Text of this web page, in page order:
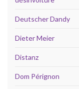
Deutscher Dandy
Dieter Meier
Distanz
Dom Pérignon